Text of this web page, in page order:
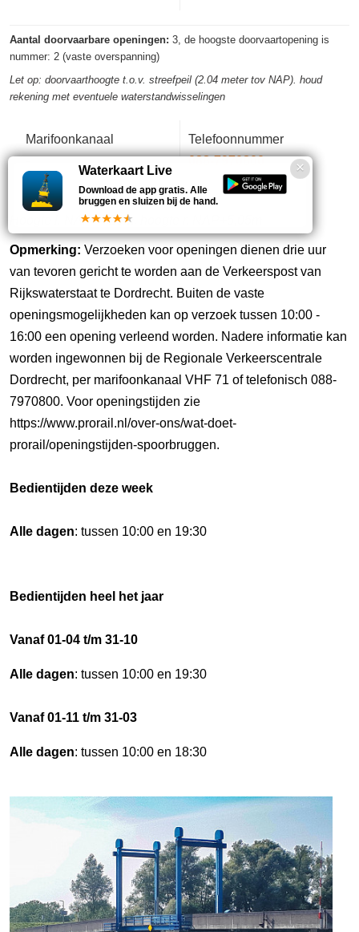
Aantal doorvaarbare openingen: 3, de hoogste doorvaartopening is
nummer: 2 (vaste overspanning)
Let op: doorvaarthoogte t.o.v. streefpeil (2.04 meter tov NAP). houd
rekening met eventuele waterstandwisselingen
Marifoonkanaal
-
Telefoonnummer
088-7970800
Hoogte l. NAP+4,20m, hoogte r. NAP+5,05m
Opmerking: Verzoeken voor openingen dienen drie uur
van tevoren gericht te worden aan de Verkeerspost van
Rijkswaterstaat te Dordrecht. Buiten de vaste
openingsmogelijkheden kan op verzoek tussen 10:00 -
16:00 een opening verleend worden. Nadere informatie kan
worden ingewonnen bij de Regionale Verkeerscentrale
Dordrecht, per marifoonkanaal VHF 71 of telefonisch 088-
7970800. Voor openingstijden zie
https://www.prorail.nl/over-ons/wat-doet-
prorail/openingstijden-spoorbruggen.
Bedientijden deze week
Alle dagen: tussen 10:00 en 19:30
Bedientijden heel het jaar
Vanaf 01-04 t/m 31-10
Alle dagen: tussen 10:00 en 19:30
Vanaf 01-11 t/m 31-03
Alle dagen: tussen 10:00 en 18:30
Waterkaart Live
Download de app gratis. Alle
bruggen en sluizen bij de hand.